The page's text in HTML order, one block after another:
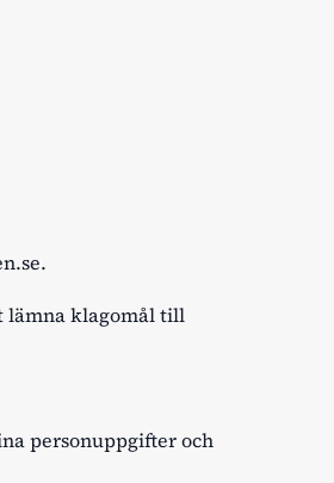
.
lämna klagomål till
personuppgifter och